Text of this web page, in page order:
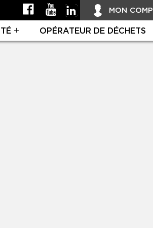
MON
OPÉRATEUR DE DÉCHETS